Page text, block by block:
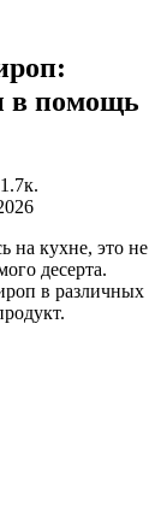
в помощь
1.7к.
на кухне, это не
десерта.
в различных